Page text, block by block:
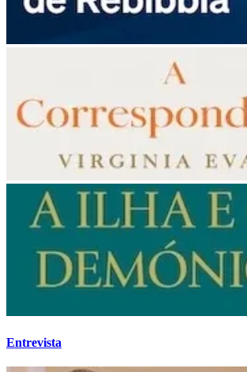
Entrevista